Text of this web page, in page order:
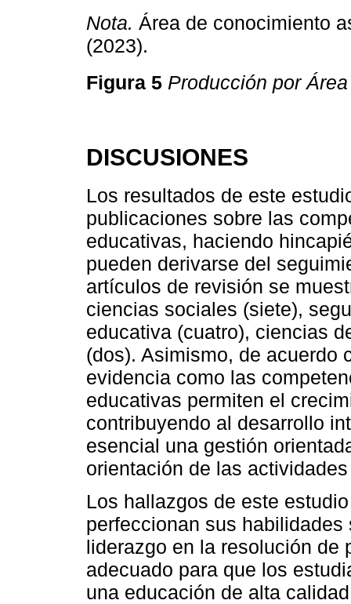
Nota. Área de conocimiento
(2023).
Figura 5 Producción por
DISCUSIONES
Los resultados de este
publicaciones sobre las
educativas, haciendo
pueden derivarse del
artículos de revisión se
ciencias sociales (siete),
educativa (cuatro), ciencias
(dos). Asimismo, de acuerdo
evidencia como las
educativas permiten el
contribuyendo al desarrollo
esencial una gestión
orientación de las
Los hallazgos de este
perfeccionan sus
liderazgo en la resolución de
adecuado para que los
una educación de alta